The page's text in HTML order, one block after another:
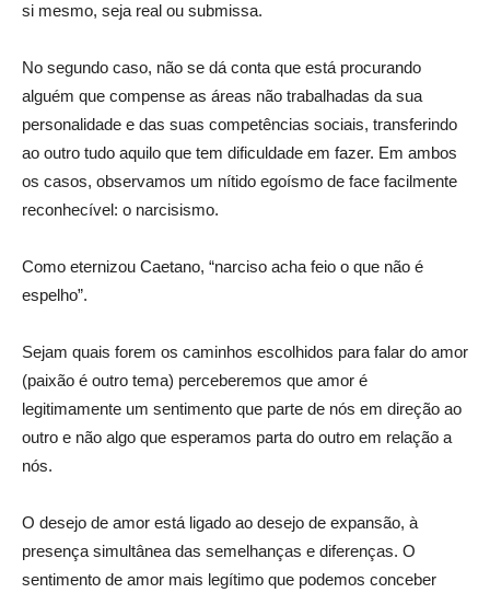
si mesmo, seja real ou submissa.
No segundo caso, não se dá conta que está procurando
alguém que compense as áreas não trabalhadas da sua
personalidade e das suas competências sociais, transferindo
ao outro tudo aquilo que tem dificuldade em fazer. Em ambos
os casos, observamos um nítido egoísmo de face facilmente
reconhecível: o narcisismo.
Como eternizou Caetano, “narciso acha feio o que não é
espelho”.
Sejam quais forem os caminhos escolhidos para falar do amor
(paixão é outro tema) perceberemos que amor é
legitimamente um sentimento que parte de nós em direção ao
outro e não algo que esperamos parta do outro em relação a
nós.
O desejo de amor está ligado ao desejo de expansão, à
presença simultânea das semelhanças e diferenças. O
sentimento de amor mais legítimo que podemos conceber